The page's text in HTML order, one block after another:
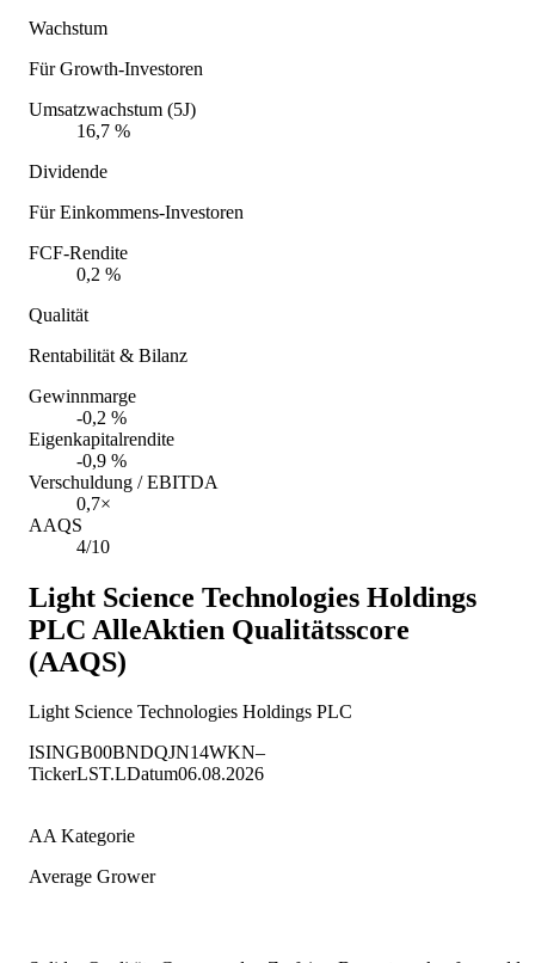
Wachstum
Für Growth-Investoren
Umsatzwachstum (5J)
16,7 %
Dividende
Für Einkommens-Investoren
FCF-Rendite
0,2 %
Qualität
Rentabilität & Bilanz
Gewinnmarge
-0,2 %
Eigenkapitalrendite
-0,9 %
Verschuldung / EBITDA
0,7×
AAQS
4/10
Light Science Technologies Holdings
PLC AlleAktien Qualitätsscore
(AAQS)
Light Science Technologies Holdings PLC
ISINGB00BNDQJN14WKN–
TickerLST.LDatum06.08.2026
AA Kategorie
Average Grower